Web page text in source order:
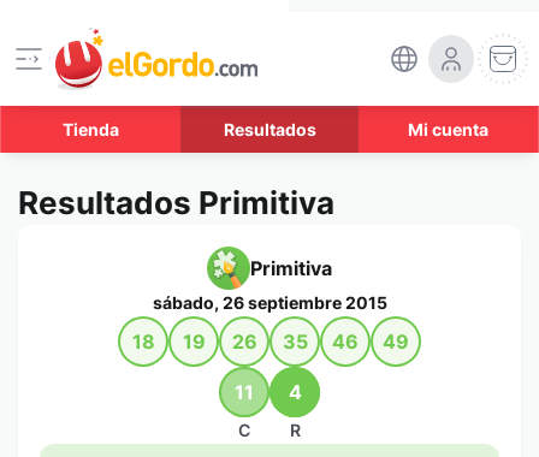
Tienda Resultados Mi cuenta
Resultados Primitiva
Primitiva
sábado, 26 septiembre 2015
18 19 26 35 46 49
11
C
4
R